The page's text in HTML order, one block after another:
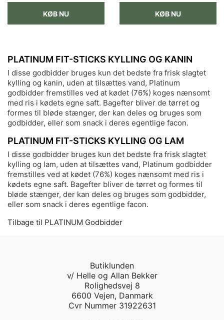
KØB NU KØB NU
PLATINUM FIT-STICKS KYLLING OG KANIN
I disse godbidder bruges kun det bedste fra frisk slagtet
kylling og kanin, uden at tilsættes vand, Platinum
godbidder fremstilles ved at kødet (76%) koges nænsomt
med ris i kødets egne saft. Bagefter bliver de tørret og
formes til bløde stænger, der kan deles og bruges som
godbidder, eller som snack i deres egentlige facon.
PLATINUM FIT-STICKS KYLLING OG LAM
I disse godbidder bruges kun det bedste fra frisk slagtet
kylling og lam, uden at tilsættes vand, Platinum godbidder
fremstilles ved at kødet (76%) koges nænsomt med ris i
kødets egne saft. Bagefter bliver de tørret og formes til
bløde stænger, der kan deles og bruges som godbidder,
eller som snack i deres egentlige facon.
Tilbage til PLATINUM Godbidder
Butiklunden
v/ Helle og Allan Bekker
Rolighedsvej 8
6600 Vejen, Danmark
Cvr Nummer 31922631